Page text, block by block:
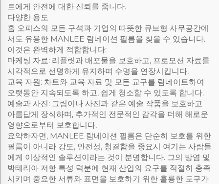
트에게 안전에 대한 신뢰를 줍니다.
다양한 용도
홈 오피스의 모든 구석과 기업의 따뜻한 큐브형 사무공간에
서도 유용한 MANLEE 람네이션 필름을 찾을 수 있습니다.
이것은 완벽하게 적합합니다:
마케팅 자료: 리플릿과 배포물을 보호하고, 프로모션 자료를
시각적으로 선명하게 유지하며 수명을 연장시킵니다.
교육 자원: 차트와 교육 자료 및 모든 교구를 람네이트하여
오랫동안 지속되도록 하고, 쉽게 청소할 수 있도록 합니다.
예술과 사진: 그림이나 사진과 같은 예술 작품을 보호하고
아름답게 장식하며, 추가적인 전문적인 감각을 더해 해로운
영향으로부터 보호합니다.
요약하자면, MANLEE 람네이션 필름은 단순히 보호를 위한
필름이 아니라 강도, 안전성, 청결함을 중요시 여기는 사람들
에게 이상적인 솔루션이라는 것이 분명합니다. 그의 방염 및
박테리아 저항 특성 덕분에 현재 산업의 요구를 적절히 충족
시키며 중요한 서류와 표면을 보호하기 위한 훌륭한 도구가